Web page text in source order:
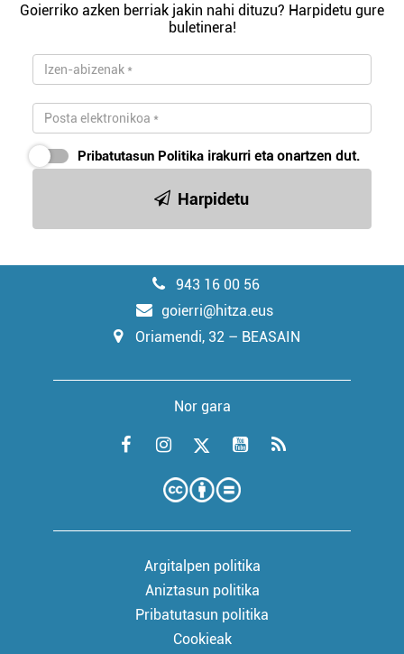
Goierriko azken berriak jakin nahi dituzu? Harpidetu gure
buletinera!
Pribatutasun Politika irakurri eta onartzen dut.
Harpidetu
943 16 00 56
goierri@hitza.eus
Oriamendi, 32 – BEASAIN
Nor gara
Argitalpen politika
Aniztasun politika
Pribatutasun politika
Cookieak